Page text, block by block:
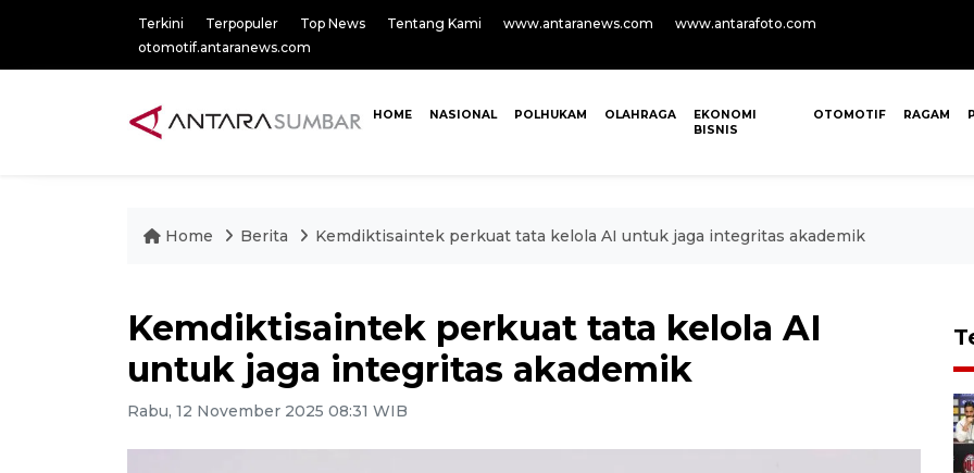
Terkini Terpopuler Top News Tentang Kami www.antaranews.com
www.antarafoto.com
otomotif.antaranews.com
HOME NASIONAL POLHUKAM OLAHRAGA
EKONOMI
BISNIS
OTOMOTIF RAGAM
Home Berita Kemdiktisaintek perkuat tata kelola AI untuk jaga integritas akademik
Kemdiktisaintek perkuat tata kelola AI
untuk jaga integritas akademik
Rabu, 12 November 2025 08:31 WIB